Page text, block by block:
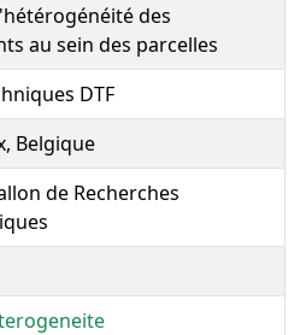
des
au sein des parcelles
DTF
Belgique
de Recherches